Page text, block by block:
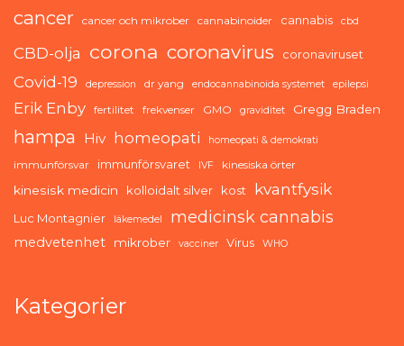
cancer cancer och mikrober cannabinoider cannabis cbd
CBD-olja corona coronavirus coronaviruset
Covid-19 depression dr yang endocannabinoida systemet epilepsi
Erik Enby fertilitet frekvenser GMO graviditet Gregg Braden
hampa Hiv homeopati homeopati & demokrati
immunförsvar immunförsvaret IVF kinesiska örter
kinesisk medicin kolloidalt silver kost kvantfysik
Luc Montagnier läkemedel medicinsk cannabis
medvetenhet mikrober vacciner Virus WHO
Kategorier